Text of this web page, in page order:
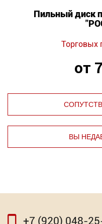
Пильный
Торговых
от
⇦
ВЫ
+7 (920) 048-